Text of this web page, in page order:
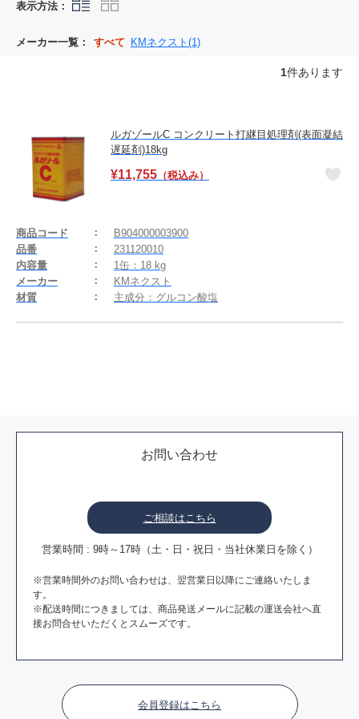
表示方法：
メーカー一覧： すべて KMネクスト(1)
1件あります
ルガゾールC コンクリート打継目処理剤(表面凝結
遅延剤)18kg
¥11,755 （税込み）
商品コード
B904000003900
品番
231120010
内容量
1缶：18 kg
メーカー
KMネクスト
材質
主成分：グルコン酸塩
お問い合わせ
ご相談はこちら
営業時間 : 9時～17時（土・日・祝日・当社休業日を除く）
※営業時間外のお問い合わせは、翌営業日以降にご連絡いたしま
す。
※配送時間につきましては、商品発送メールに記載の運送会社へ直
接お問合せいただくとスムーズです。
会員登録はこちら